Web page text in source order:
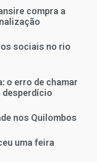
compra a
sociais no rio
o erro de chamar
desperdício
nos Quilombos
uma feira